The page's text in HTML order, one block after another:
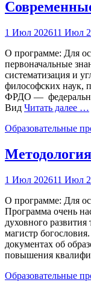
1 Июл 202611 Июл
О программе: Для
первоначальные
систематизация и
философских наук,
ФРДО —
Вид Читать далее …
Образовательные
1 Июл 202611 Июл
О программе: Для
Программа очень
духовного
магистр
документах об
повышения
Образовательные